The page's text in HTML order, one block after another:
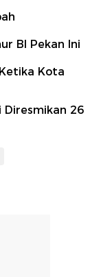
BI Pekan Ini
Kota
Diresmikan 26